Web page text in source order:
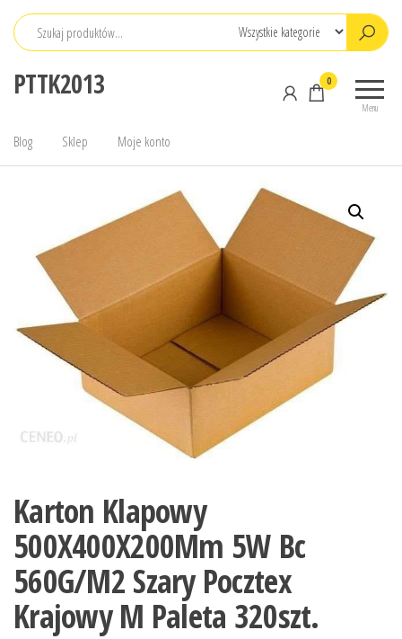
Przejdź
PTTK2013
Menu
0
Blog Sklep Moje konto
Karton Klapowy
500X400X200Mm 5W Bc
560G/M2 Szary Pocztex
Krajowy M Paleta 320szt.